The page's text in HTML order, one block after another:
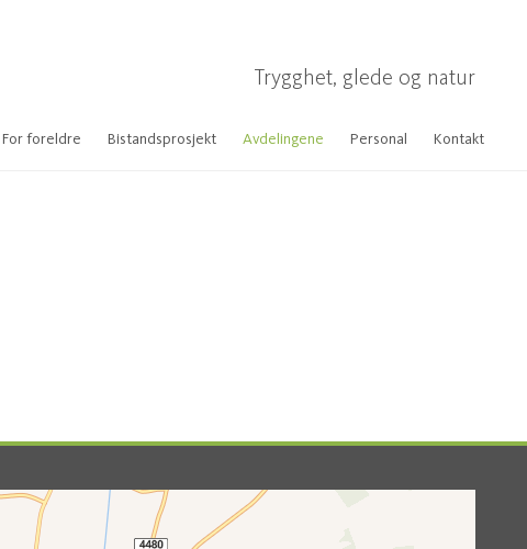
Trygghet, glede og natur
For foreldre Bistandsprosjekt Avdelingene Personal Kontakt